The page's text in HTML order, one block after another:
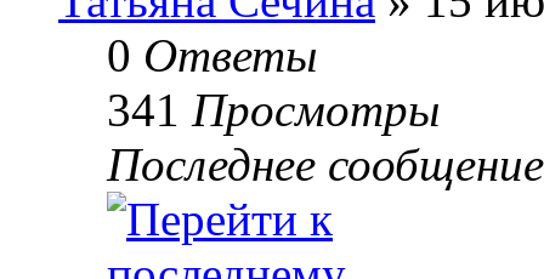
0 Ответы
341 Просмотры
Последнее